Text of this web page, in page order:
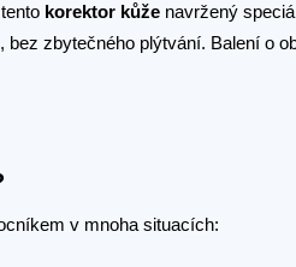
korektor kůže navržený
zbytečného plýtvání. Balení o
v mnoha situacích: